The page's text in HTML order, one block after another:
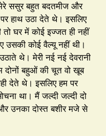
ससुर बहुत बदतमीज और
हाथ उठा देते थे। इसलिए
घर में कोई इज्जत ही नहीं
उसकी कोई वैल्यू नहीं थी।
थे। मेरी नई नई देवरानी
दोनों बहुओं की चूत वो खूब
देते थे। इसलिए हम पर
था। मैं जल्दी जल्दी दो
उनका दोस्त बशीर मजे से